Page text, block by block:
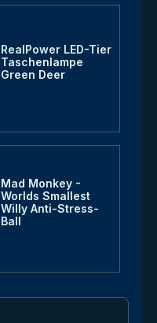
RealPower LED-Tier
Taschenlampe
Green Deer
Mad Monkey -
Worlds Smallest
Willy Anti-Stress-
Ball